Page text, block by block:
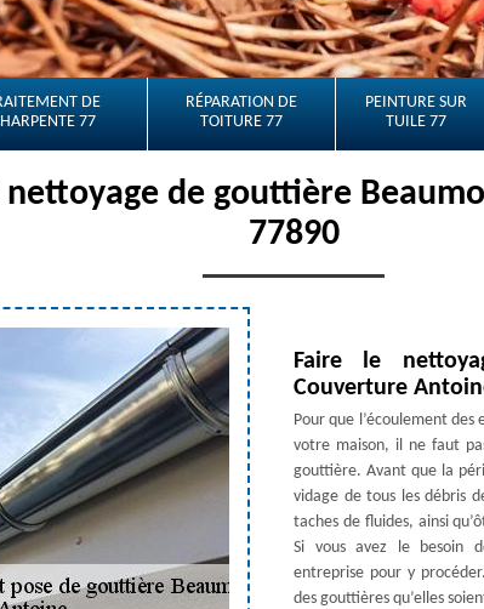
DE
77
RÉPARATION DE
TOITURE 77
PEINTURE SUR
TUILE 77
nettoyage de gouttière
77890
Faire le
Couverture
Pour que l’écoulement des
votre maison, il ne faut
gouttière. Avant que la
vidage de tous les débris
taches de fluides, ainsi
Si vous avez le besoin
entreprise pour y
des gouttières qu’elles